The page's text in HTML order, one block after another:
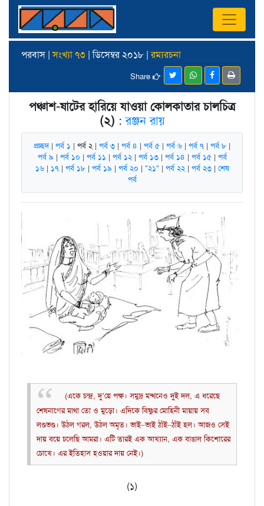
পরবাস |সংখ্যা ৭৩ | ডিসেম্বর ২০১৮ |রম্যরচনা
Share
পঞ্চাশ-ষাটের হারিয়ে যাওয়া কোলকাতার চালচিত্র
(২) :রঞ্জন রায়
প্রচ্ছদ| পর্ব ১ | পর্ব ২ | পর্ব ৩ | পর্ব ৪ | পর্ব ৫ | পর্ব ৬ | পর্ব ৭ | পর্ব ৮ |
পর্ব ৯ | পর্ব ১০ | পর্ব ১১ | পর্ব ১২ | পর্ব ১৩| পর্ব ১৪ | পর্ব ১৫ | পর্ব
১৬| ১৭ | পর্ব ১৮| পর্ব ১৯ | পর্ব ২০ | "২১" | পর্ব ২২ | পর্ব ২৩| শেষ
পর্ব
(একে চন্দ্র, দু’য়ে পক্ষ। সমুদ্র মন্থনেও দুই দল, এ ধরেছে
শেষনাগের মাথা তো ও মুড়ো। এদিকে বিষ্ণুর মোহিনী মায়ায় সব
লণ্ডভণ্ড। উঠল গরল, উঠল অমৃত। ভাই–ভাই ঠাঁই–ঠাঁই হল। আজও সেই
দায় বয়ে চলেছি আমরা। এটি তারই এক আখ্যান, এক বাঙাল কিশোরের
চোখে। এর ইতিহাস হওয়ার দায় নেই।)
(১)